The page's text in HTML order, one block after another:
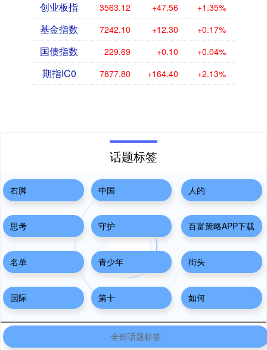
创业板指 3563.12 +47.56 +1.35%
基金指数 7242.10 +12.30 +0.17%
国债指数 229.69 +0.10 +0.04%
期指IC0 7877.80 +164.40 +2.13%
话题标签
右脚 中国 人的
思考 守护 百富策略APP下载
名单 青少年 街头
国际 第十 如何
全部话题标签